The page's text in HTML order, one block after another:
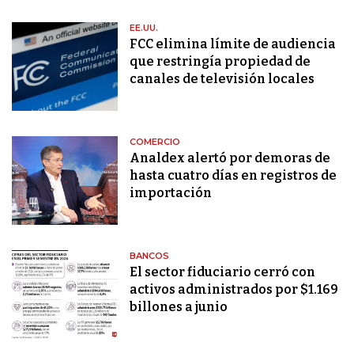
EE.UU.
FCC elimina límite de audiencia
que restringía propiedad de
canales de televisión locales
COMERCIO
Analdex alertó por demoras de
hasta cuatro días en registros de
importación
BANCOS
El sector fiduciario cerró con
activos administrados por $1.169
billones a junio